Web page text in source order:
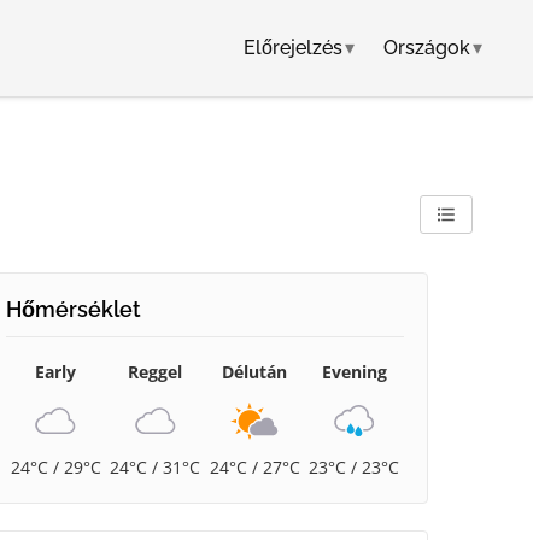
Előrejelzés▾ Országok▾
Hőmérséklet
Early
24°C / 29°C
Reggel
24°C / 31°C
Délután
24°C / 27°C
Evening
23°C / 23°C